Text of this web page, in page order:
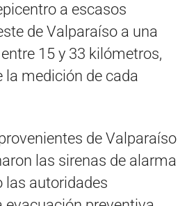
a escasos
de Valparaíso a una
15 y 33 kilómetros,
la medición de cada
de Valparaíso
las sirenas de alarma
las autoridades